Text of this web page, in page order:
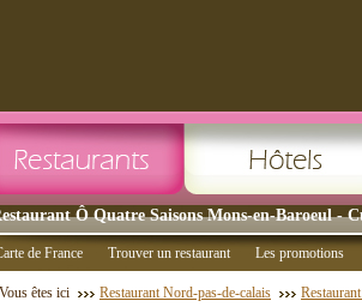
Ô Quatre Saisons Mons-en-Baroeul -
de France Trouver un restaurant Les promotions
Vous êtes ici Restaurant Nord-pas-de-calais